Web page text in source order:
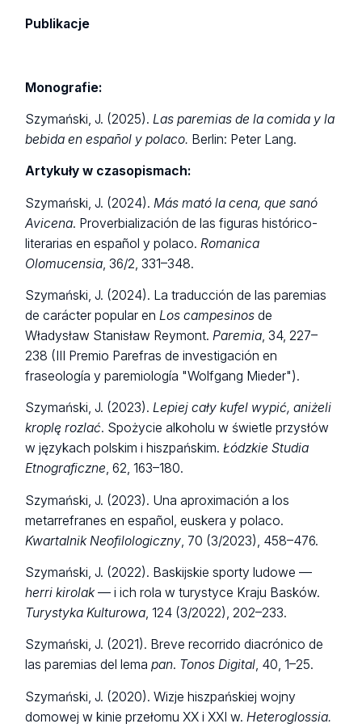
Publikacje
Monografie:
Szymański, J. (2025).Las paremias de la comida y la
bebida en español y polaco. Berlin: Peter Lang.
Artykuły w czasopismach:
Szymański, J. (2024). Más mató la cena, que sanó
Avicena. Proverbialización de las figuras histórico-
literarias en español y polaco. Romanica
Olomucensia , 36/2, 331–348.
Szymański, J. (2024). La traducción de las paremias
de carácter popular enLos campesinos de
Władysław Stanisław Reymont.Paremia, 34, 227–
238 (III Premio Parefras de investigación en
fraseología y paremiología "Wolfgang Mieder").
Szymański, J. (2023).Lepiej cały kufel wypić, aniżeli
kroplę rozlać. Spożycie alkoholu w świetle przysłów
w językach polskim i hiszpańskim.Łódzkie Studia
Etnograficzne, 62, 163–180.
Szymański, J. (2023). Una aproximación a los
metarrefranes en español, euskera y polaco.
Kwartalnik Neofilologiczny , 70 (3/2023), 458–476.
Szymański, J. (2022). Baskijskie sporty ludowe —
herri kirolak— i ich rola w turystyce Kraju Basków.
Turystyka Kulturowa, 124 (3/2022), 202–233.
Szymański, J. (2021). Breve recorrido diacrónico de
las paremias del lemapan. Tonos Digital, 40, 1–25.
Szymański, J. (2020). Wizje hiszpańskiej wojny
domowej w kinie przełomu XX i XXI w. Heteroglossia.